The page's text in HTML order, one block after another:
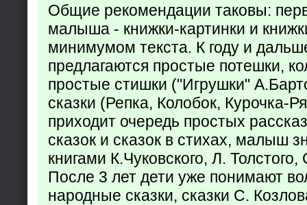
Общие рекомендации таковы:
малыша - книжки-картинки и
минимумом текста. К году и
предлагаются простые потешки,
простые стишки ("Игрушки"
сказки (Репка, Колобок, Курочка-
приходит очередь простых
сказок и сказок в стихах, малыш
книгами К.Чуковского, Л.
После 3 лет дети уже понимают
народные сказки, сказки С.